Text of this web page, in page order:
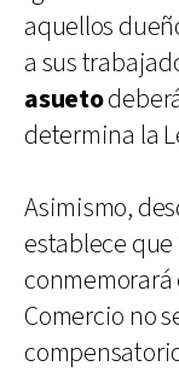
aquellos
a sus
asueto
determina la
Asimismo,
establece que
conmemorará
Comercio no